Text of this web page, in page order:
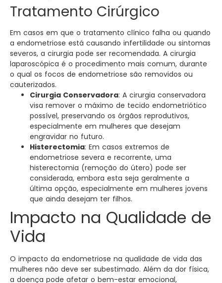
Tratamento Cirúrgico
Em casos em que o tratamento clínico falha ou quando
a endometriose está causando infertilidade ou sintomas
severos, a cirurgia pode ser recomendada. A cirurgia
laparoscópica é o procedimento mais comum, durante
o qual os focos de endometriose são removidos ou
cauterizados.
Cirurgia Conservadora: A cirurgia conservadora
visa remover o máximo de tecido endometriótico
possível, preservando os órgãos reprodutivos,
especialmente em mulheres que desejam
engravidar no futuro.
Histerectomia: Em casos extremos de
endometriose severa e recorrente, uma
histerectomia (remoção do útero) pode ser
considerada, embora esta seja geralmente a
última opção, especialmente em mulheres jovens
que ainda desejam ter filhos.
Impacto na Qualidade de
Vida
O impacto da endometriose na qualidade de vida das
mulheres não deve ser subestimado. Além da dor física,
a doença pode afetar o bem-estar emocional,